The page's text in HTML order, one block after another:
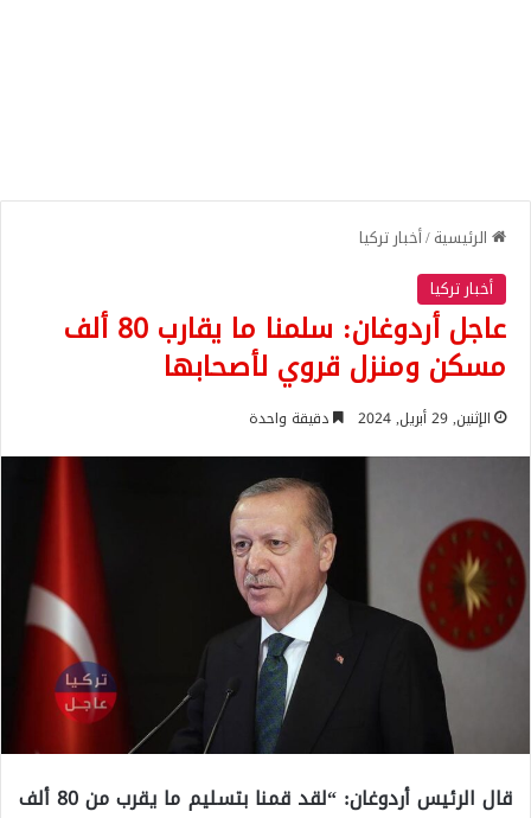
الرئيسية/أخبار تركيا
أخبار تركيا
عاجل أردوغان: سلمنا ما يقارب 80 ألف
مسكن ومنزل قروي لأصحابها
الإثنين, 29 أبريل, 2024 دقيقة واحدة
قال الرئيس أردوغان: “لقد قمنا بتسليم ما يقرب من 80 ألف